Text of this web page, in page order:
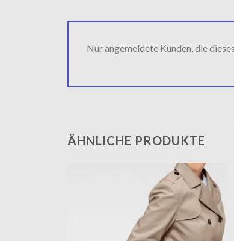
Nur angemeldete Kunden, die
ÄHNLICHE PRODUKTE